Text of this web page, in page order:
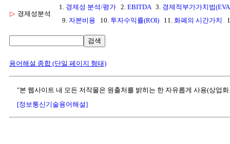
▷ 경제성분석
1. 경제성 분석/평가 2. EBITDA 3. 경제적부가가치법
9. 자본비용 10. 투자수익률(ROI) 11. 화폐의 시간가치
검색
용어해설 종합 (단일 페이지 형태)
"본 웹사이트 내 모든 저작물은 원출처를 밝히는 한 자유롭게 사용(상업
[정보통신기술용어해설]